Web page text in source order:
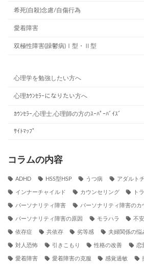
希死(自殺)念慮/自傷行為
愛着障害
双極性障害(躁鬱病)Ⅰ型・Ⅱ型
心理学を勉強したい方へ
心理ｶｳﾝｾﾗｰになりたい方へ
ｶｳﾝｾﾗｰ,心理士,心理師の方のｽｰﾊﾟｰﾊﾞｲｽﾞ
ｻｲﾄﾏｯﾌﾟ
コラムの内容
ADHD HSS型HSP うつ病 アダルト
インナーチャイルド カウンセリング ト
パーソナリティ障害 パーソナリティ障害のカ
パーソナリティ障害の原因 モラハラ 不
依存症 共依存 劣等感 夫婦関係の悩
対人恐怖 引きこもり 性格の改善 恋
愛着障害 愛着障害の克服 感覚過敏